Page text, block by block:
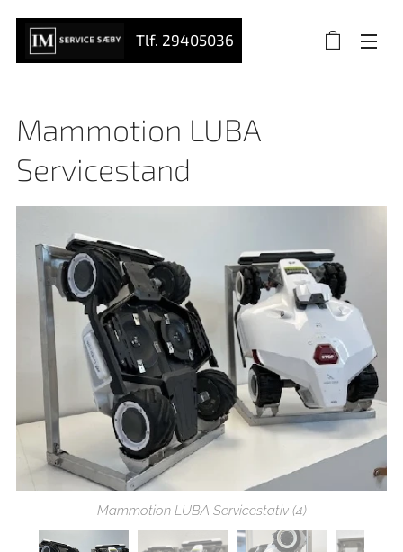
Tlf. 29405036
Mammotion LUBA
Servicestand
Mammotion LUBA Servicestativ (4)